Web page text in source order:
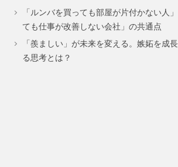
ー
ジ
ー
ジ
「ルンバを買っても部屋が片付かない人
ても仕事が改善しない会社」の共通点
「羨ましい」が未来を変える。嫉妬を成
る思考とは？